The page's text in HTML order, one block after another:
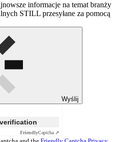
informacje na temat branży
STILL przesyłane za pomocą
Wyślij
FriendlyCaptcha ⇗